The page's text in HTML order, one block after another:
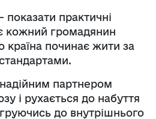
показати практичні
кожний громадянин
країна починає жити за
партнером
і рухається до набуття
до внутрішнього